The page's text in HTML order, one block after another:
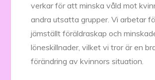
verkar för att minska våld mot
andra utsatta grupper. Vi arbetar
jämställt föräldraskap och
löneskillnader, vilket vi tror är en
förändring av kvinnors situation.